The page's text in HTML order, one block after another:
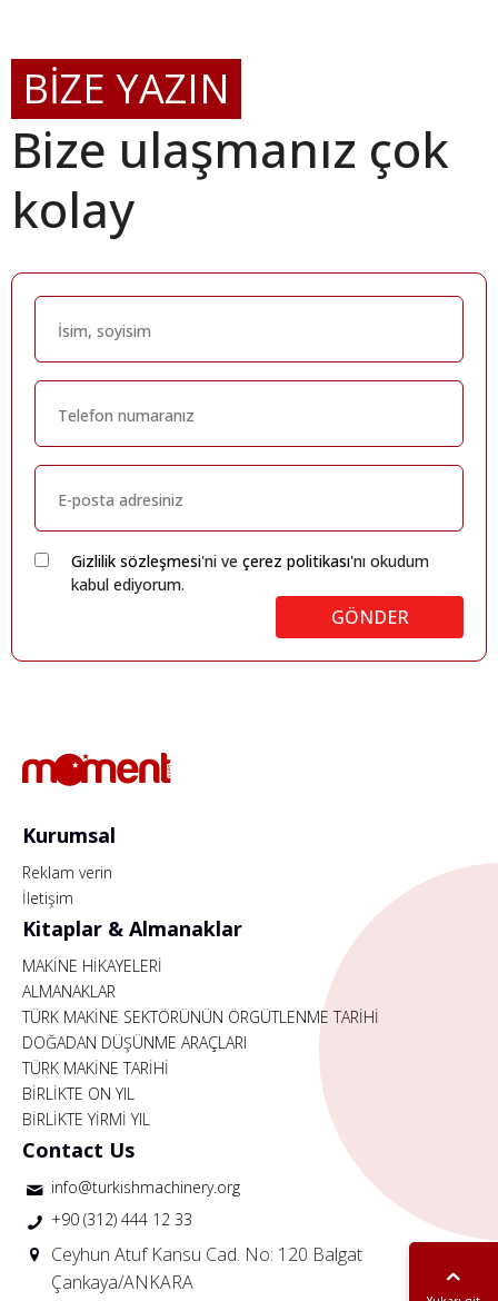
BİZE YAZIN
Bize ulaşmanız çok
kolay
Gizlilik sözleşmesi'ni ve çerez politikası'nı okudum
kabul ediyorum.
GÖNDER
Kurumsal
Reklam verin
İletişim
Kitaplar & Almanaklar
MAKİNE HİKAYELERİ
ALMANAKLAR
TÜRK MAKİNE SEKTÖRÜNÜN ÖRGÜTLENME TARİHİ
DOĞADAN DÜŞÜNME ARAÇLARI
TÜRK MAKİNE TARİHİ
BİRLİKTE ON YIL
BİRLİKTE YİRMİ YIL
Contact Us
info@turkishmachinery.org
+90 (312) 444 12 33
Ceyhun Atuf Kansu Cad. No: 120 Balgat
Çankaya/ANKARA